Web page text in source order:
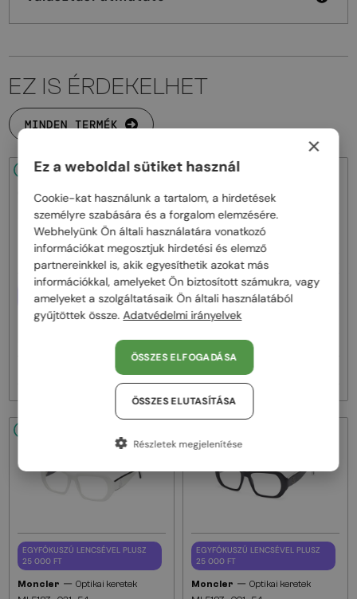
EZ IS ÉRDEKELHET
MINDEN TERMÉK
48/72
EGYFÓKUSZÚ LENCSÉVEL PLUSZ
25 000 FT
Moncler — Optikai keretek
48/72
EGYFÓKUSZÚ LENCSÉVEL PLUSZ
25 000 FT
Moncler—
ML5202 - 036 - 56
EGYFÓKUSZÚ LENCSÉVEL PLUSZ
25 000 FT
Moncler — Optikai keretek
EGYFÓKUSZÚ LENCSÉVEL PLUSZ
25 000 FT
Moncler — Optikai keretek
×
Ez a weboldal sütiket használ
Cookie-kat használunk a tartalom, a hirdetések
személyre szabására és a forgalom elemzésére.
Webhelyünk Ön általi használatára vonatkozó
információkat megosztjuk hirdetési és elemző
partnereinkkel is, akik egyesíthetik azokat más
információkkal, amelyeket Ön biztosított számukra, vagy
amelyeket a szolgáltatásaik Ön általi használatából
gyűjtöttek össze.Adatvédelmi irányelvek
ÖSSZES ELFOGADÁSA
ÖSSZES ELUTASÍTÁSA
Részletek megjelenítése